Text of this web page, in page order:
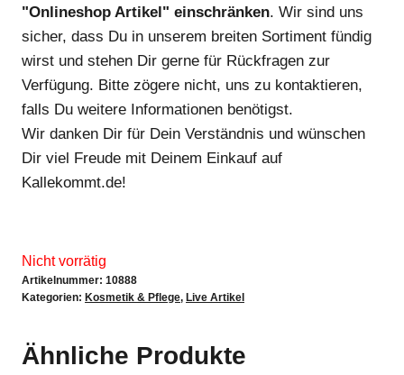
"Onlineshop Artikel" einschränken. Wir sind uns
sicher, dass Du in unserem breiten Sortiment fündig
wirst und stehen Dir gerne für Rückfragen zur
Verfügung. Bitte zögere nicht, uns zu kontaktieren,
falls Du weitere Informationen benötigst.
Wir danken Dir für Dein Verständnis und wünschen
Dir viel Freude mit Deinem Einkauf auf
Kallekommt.de!
Nicht vorrätig
Artikelnummer: 10888
Kategorien: Kosmetik & Pflege, Live Artikel
Ähnliche Produkte